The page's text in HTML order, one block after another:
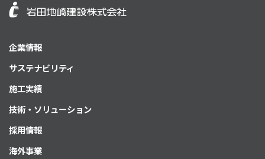
企業情報
サステナビリティ
施工実績
技術・ソリューション
採用情報
海外事業